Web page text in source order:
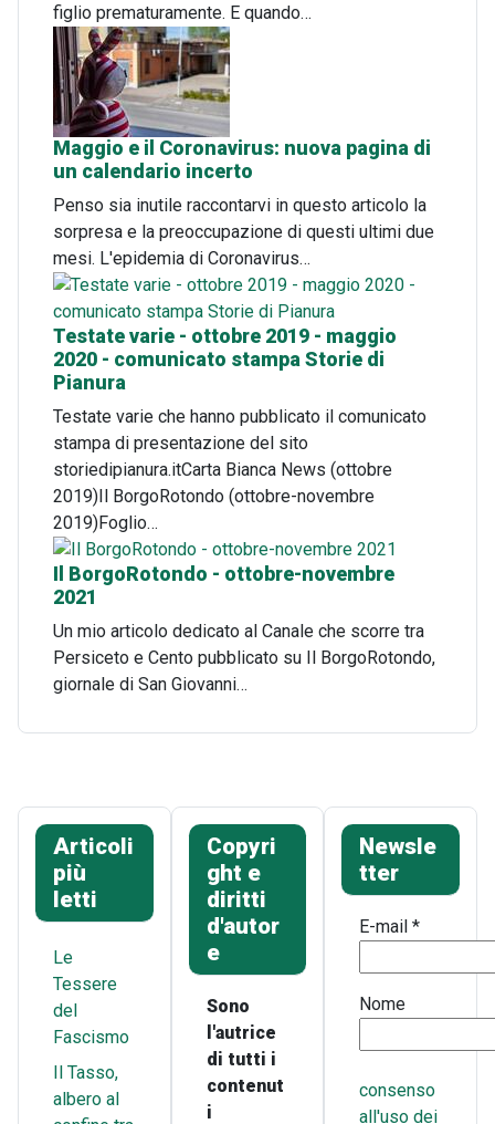
figlio prematuramente. E quando…
Maggio e il Coronavirus: nuova pagina di
un calendario incerto
Penso sia inutile raccontarvi in questo articolo la
sorpresa e la preoccupazione di questi ultimi due
mesi. L'epidemia di Coronavirus…
Testate varie - ottobre 2019 - maggio
2020 - comunicato stampa Storie di
Pianura
Testate varie che hanno pubblicato il comunicato
stampa di presentazione del sito
storiedipianura.itCarta Bianca News (ottobre
2019)Il BorgoRotondo (ottobre-novembre
2019)Foglio…
Il BorgoRotondo - ottobre-novembre
2021
Un mio articolo dedicato al Canale che scorre tra
Persiceto e Cento pubblicato su Il BorgoRotondo,
giornale di San Giovanni…
Articoli
più
letti
Le
Tessere
del
Fascismo
Il Tasso,
albero al
Copyri
ght e
diritti
d'autor
e
Sono
l'autrice
di tutti i
contenut
i
Newsle
tter
E-mail*
Nome
consenso
all'uso dei